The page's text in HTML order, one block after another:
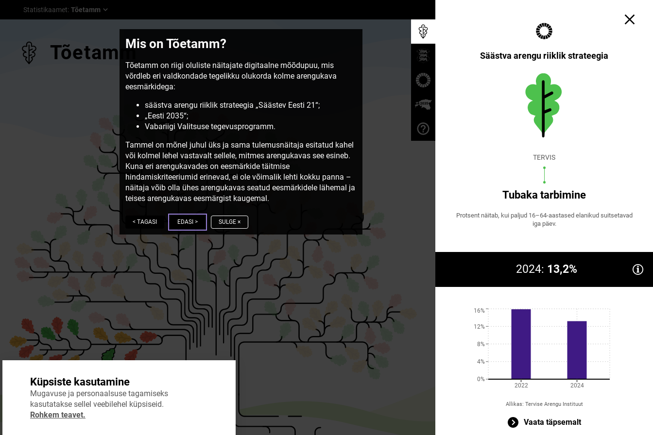
Statistikaamet: Tõetamm
Säästva arengu riiklik strateegia
TERVIS
Tubaka tarbimine
Protsent näitab, kui paljud 16–64-aastased elanikud suitsetavad
iga päev.
2024: 13,2%
0%
4%
8%
12%
16%
2022 2024
Allikas: Tervise Arengu Instituut
Vaata täpsemalt
Tõetamm
Küpsiste kasutamine
Mugavuse ja personaalsuse tagamiseks
kasutatakse sellel veebilehel küpsiseid.
Rohkem teavet.
Mis on Tõetamm?
Tõetamm on riigi oluliste näitajate digitaalne mõõdupuu, mis
võrdleb eri valdkondade tegelikku olukorda kolme arengukava
eesmärkidega:
säästva arengu riiklik strateegia „Säästev Eesti 21“;
„Eesti 2035“;
Vabariigi Valitsuse tegevusprogramm.
Tammel on mõnel juhul üks ja sama tulemusnäitaja esitatud kahel
või kolmel lehel vastavalt sellele, mitmes arengukavas see esineb.
Kuna eri arengukavades on eesmärkide täitmise
hindamiskriteeriumid erinevad, ei ole võimalik lehti kokku panna –
näitaja võib olla ühes arengukavas seatud eesmärkidele lähemal ja
teises arengukavas eesmärgist kaugemal.
< TAGASI EDASI > SULGE ×